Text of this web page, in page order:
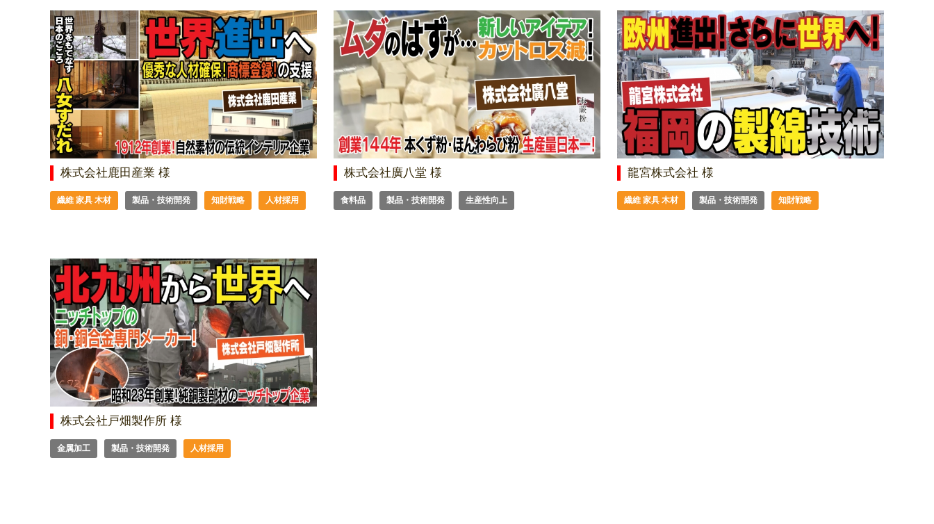
株式会社鹿田産業 様
繊維 家具 木材 製品・技術開発 知財戦略 人材採用
株式会社廣八堂 様
食料品 製品・技術開発 生産性向上
龍宮株式会社 様
繊維 家具 木材 製品・技術開発 知財戦略
株式会社戸畑製作所 様
金属加工 製品・技術開発 人材採用